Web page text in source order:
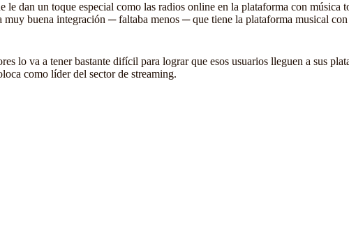
le dan un toque especial como las radios online en la plataforma con música
muy buena integración ─ faltaba menos ─ que tiene la plataforma musical
lo va a tener bastante difícil para lograr que esos usuarios lleguen a sus
como líder del sector de streaming.